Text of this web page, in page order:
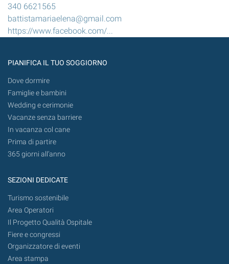
340 6621565
battistamariaelena@gmail.com
https://www.facebook.com/...
PIANIFICA IL TUO SOGGIORNO
Dove dormire
Famiglie e bambini
Wedding e cerimonie
Vacanze senza barriere
In vacanza col cane
Prima di partire
365 giorni all’anno
SEZIONI DEDICATE
Turismo sostenibile
Area Operatori
Il Progetto Qualità Ospitale
Fiere e congressi
Organizzatore di eventi
Area stampa